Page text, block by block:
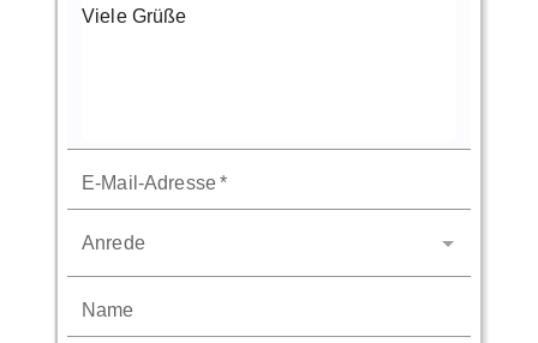
E-Mail-Adresse*
Anrede
Name